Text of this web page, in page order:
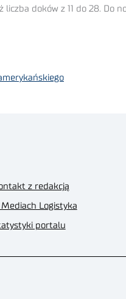
doków z 11 do 28.
z redakcją
Mediach Logistyka
portalu